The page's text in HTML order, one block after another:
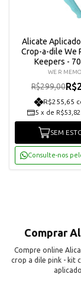
Alicate
Crop-a-dile We
Keepers -
WE R
R$299,00
R$255,65
5 x de R$53,82
SEM
Consulte-nos
Comprar
Compre online
crop a dile pink - kit